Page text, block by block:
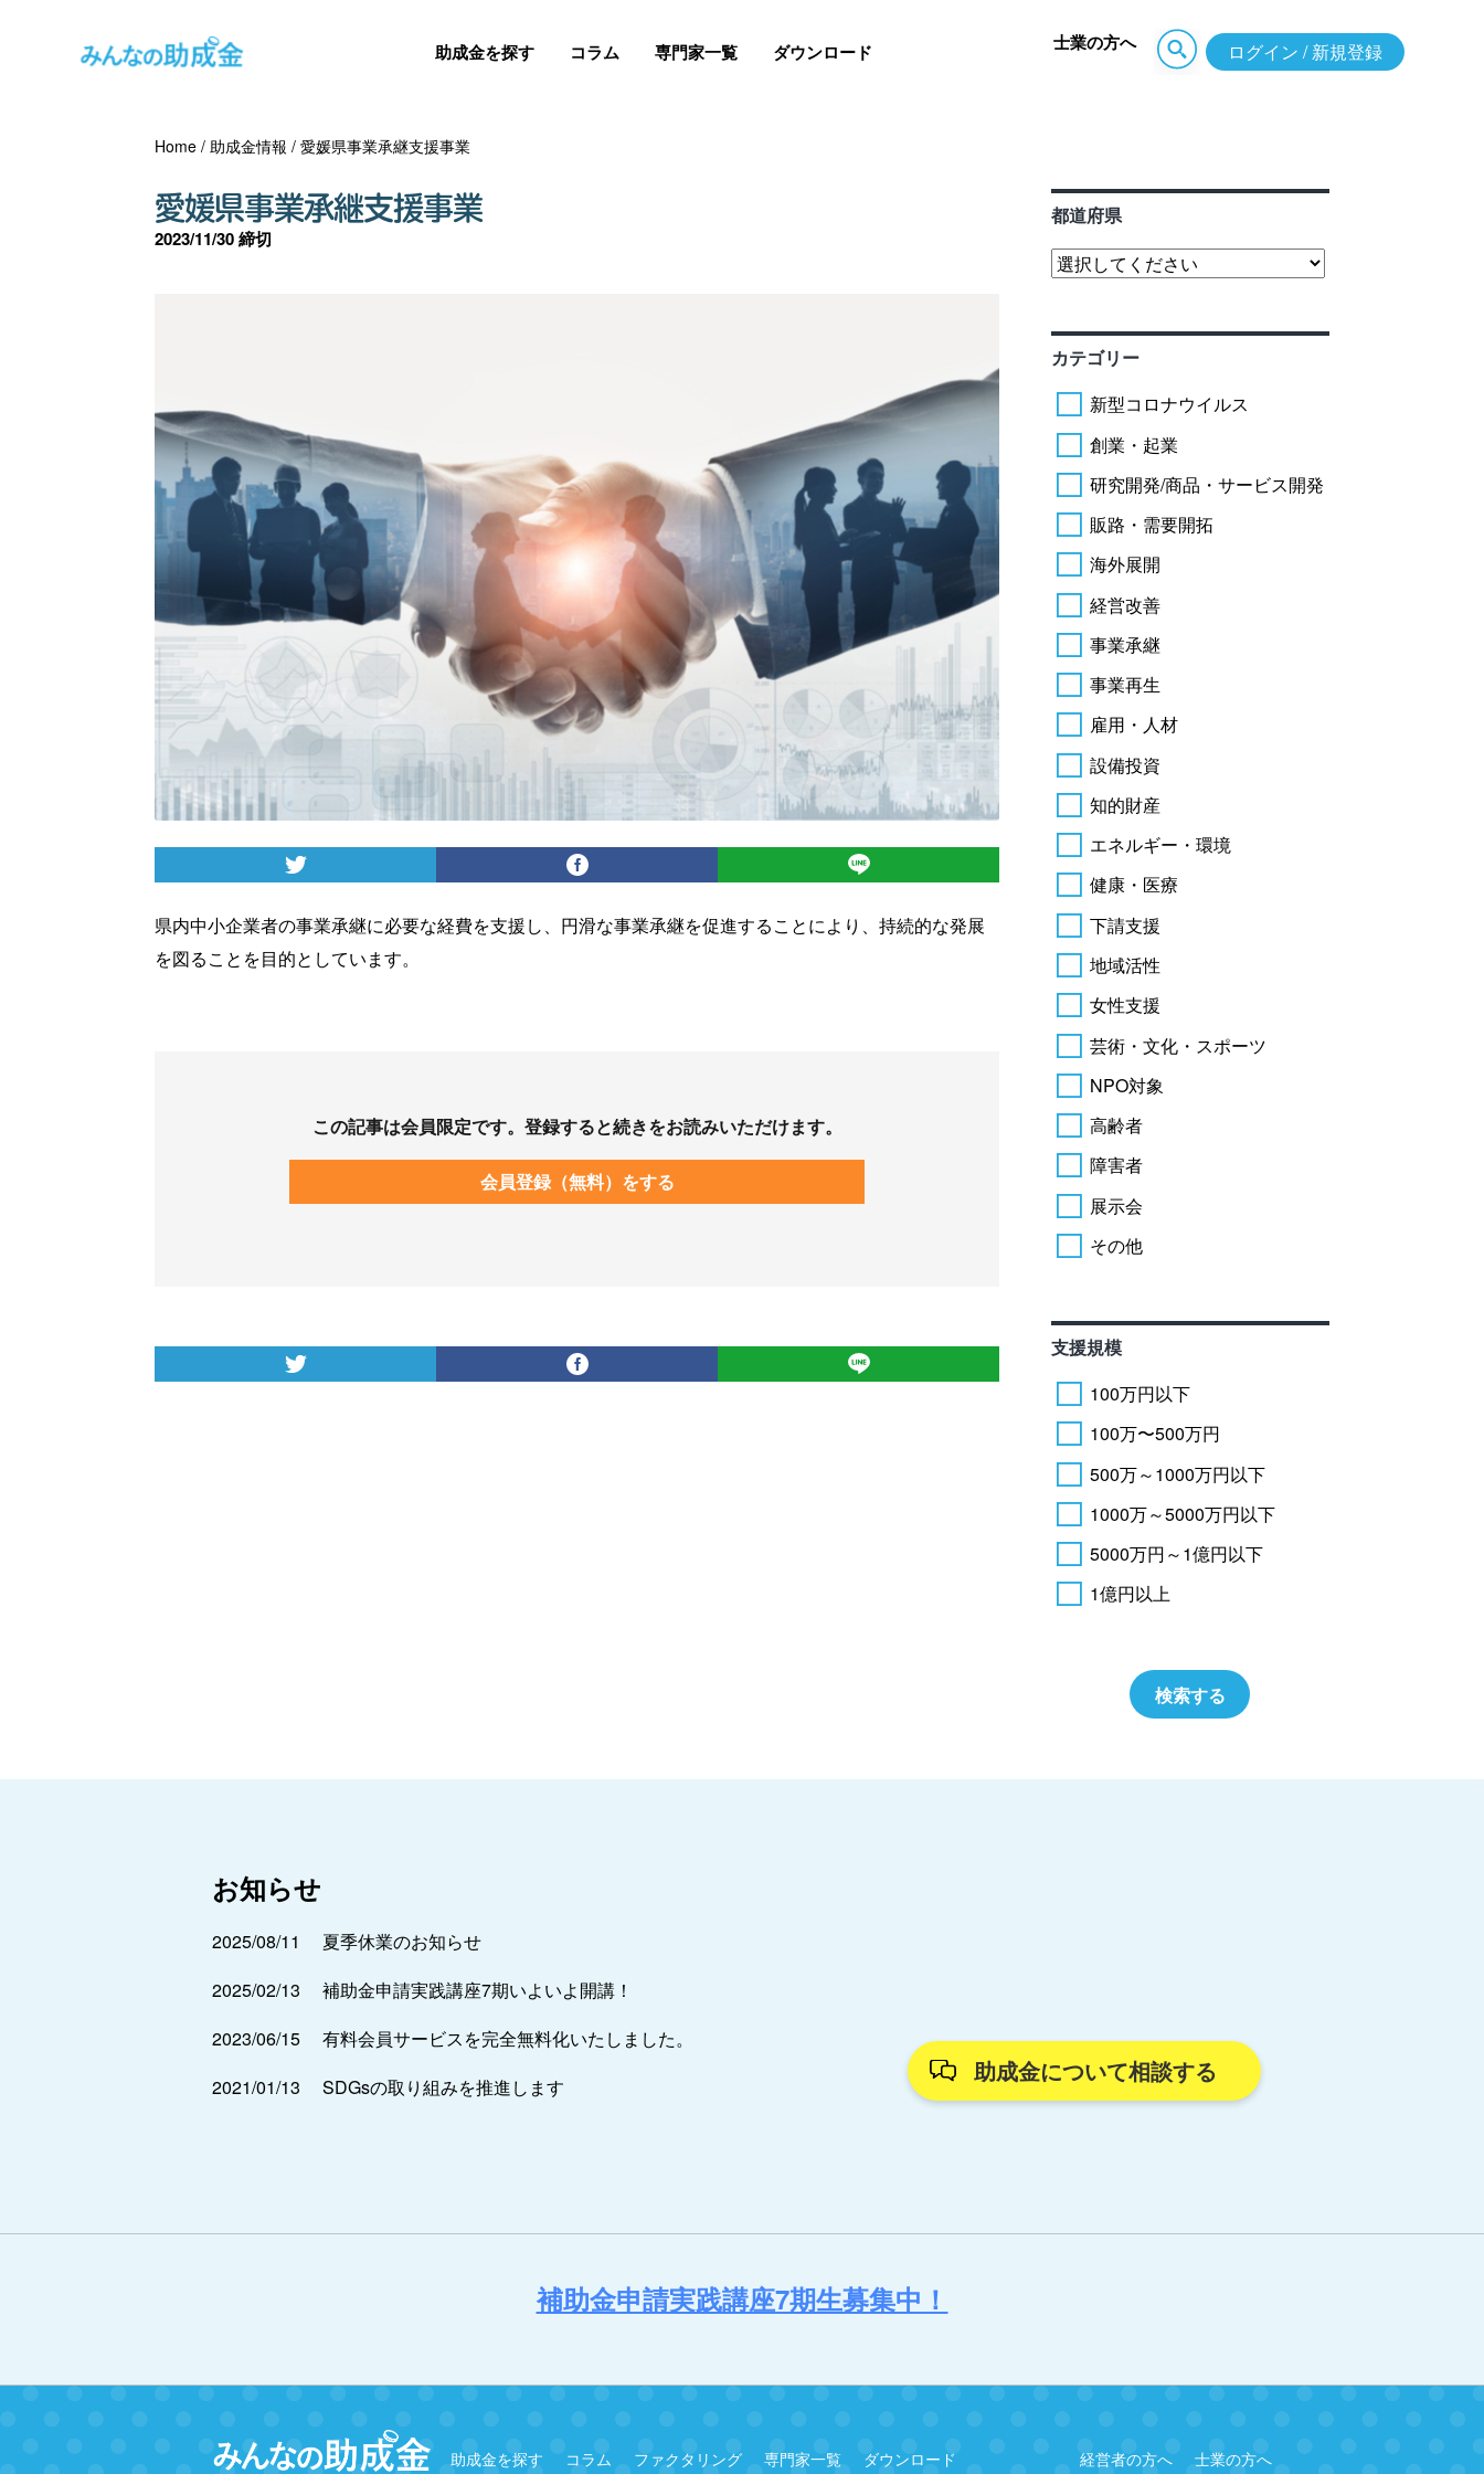
助成金を探す コラム 専門家一覧 ダウンロード 士業の方へ ログイン / 新規登録
Home /助成金情報 /愛媛県事業承継支援事業
愛媛県事業承継支援事業
2023/11/30 締切
県内中小企業者の事業承継に必要な経費を支援し、円滑な事業承継を促進することにより、持続的な発展
を図ることを目的としています。
この記事は会員限定です。登録すると続きをお読みいただけます。
会員登録（無料）をする
都道府県
カテゴリー
新型コロナウイルス
創業・起業
研究開発/商品・サービス開発
販路・需要開拓
海外展開
経営改善
事業承継
事業再生
雇用・人材
設備投資
知的財産
エネルギー・環境
健康・医療
下請支援
地域活性
女性支援
芸術・文化・スポーツ
NPO対象
高齢者
障害者
展示会
その他
支援規模
100万円以下
100万〜500万円
500万～1000万円以下
1000万～5000万円以下
5000万円～1億円以下
1億円以上
お知らせ
2025/08/11
夏季休業のお知らせ
2025/02/13
補助金申請実践講座7期いよいよ開講！
2023/06/15
有料会員サービスを完全無料化いたしました。
2021/01/13
SDGsの取り組みを推進します
助成金について相談する
補助金申請実践講座7期生募集中！
助成金を探す コラム ファクタリング 専門家一覧 ダウンロード 経営者の方へ 士業の方へ